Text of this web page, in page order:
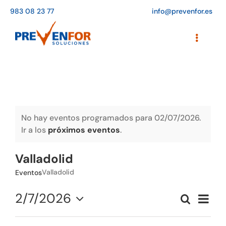
contenido
983 08 23 77 info@prevenfor.es
Toggle
Agenda de cursos
Adaptación a la LOPD
Blog
No hay eventos programados para 02/07/2026.
Ir a los próximos eventos.
Valladolid
EventosValladolid
Buscar
vistas
Día
2/7/2026
Seleccionar